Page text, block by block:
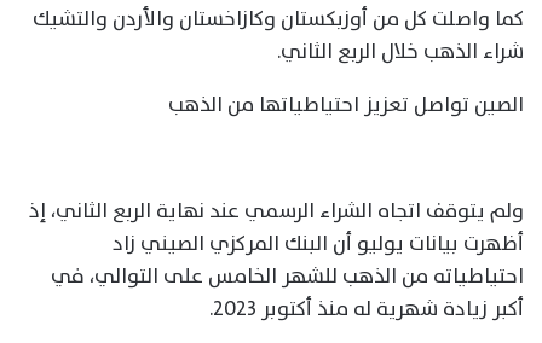
كما واصلت كل من أوزبكستان وكازاخستان والأردن والتشيك
شراء الذهب خلال الربع الثاني.
الصين تواصل تعزيز احتياطياتها من الذهب
ولم يتوقف اتجاه الشراء الرسمي عند نهاية الربع الثاني، إذ
أظهرت بيانات يوليو أن البنك المركزي الصيني زاد
احتياطياته من الذهب للشهر الخامس على التوالي، في
أكبر زيادة شهرية له منذ أكتوبر 2023.